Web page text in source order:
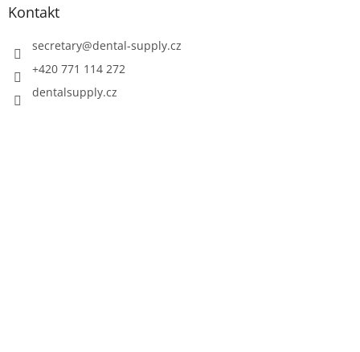
Kontakt
secretary@dental-supply.cz
+420 771 114 272
dentalsupply.cz